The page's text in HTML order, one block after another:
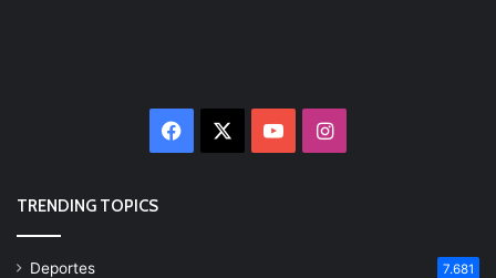
Facebook YouTubeInstagram
TRENDING TOPICS
Deportes 7.681